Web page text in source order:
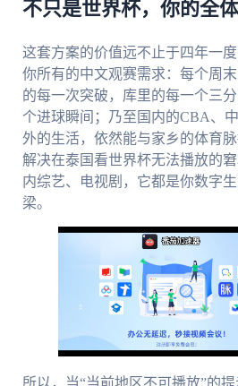
不只是世界杯，你的全
这套方案的价值远不止于四年一
你所有的中文观赛需求：每个周
的每一次突破，库里的每一个三
个进球瞬间；乃至国内的CBA、
外的生活，依然能与家乡的体育
解决在泰国看世界杯无法播放的
内综艺、电视剧，它都是你数字
梁。
所以，当“当前地区不可播放”的